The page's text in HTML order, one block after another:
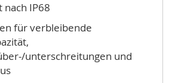
nach IP68
für verbleibende
unterschreitungen und